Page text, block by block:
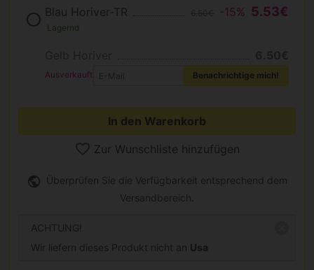
Blau Horiver-TR -15% 5.53€
Lagernd
Ausverkauft Benachrichtige mich!
In den Warenkorb
Zur Wunschliste hinzufügen
Überprüfen Sie die Verfügbarkeit entsprechend dem
Versandbereich.
ACHTUNG!
Wir liefern dieses Produkt nicht an Usa